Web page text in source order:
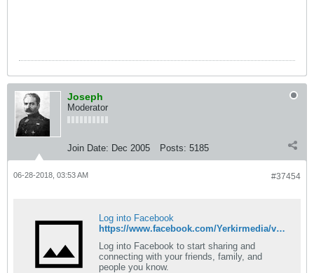
Joseph
Moderator
Join Date: Dec 2005 Posts: 5185
#37454
06-28-2018, 03:53 AM
Log into Facebook
https://www.facebook.com/Yerkirmedia/videos/10156472001224197/
Log into Facebook to start sharing and
connecting with your friends, family, and
people you know.